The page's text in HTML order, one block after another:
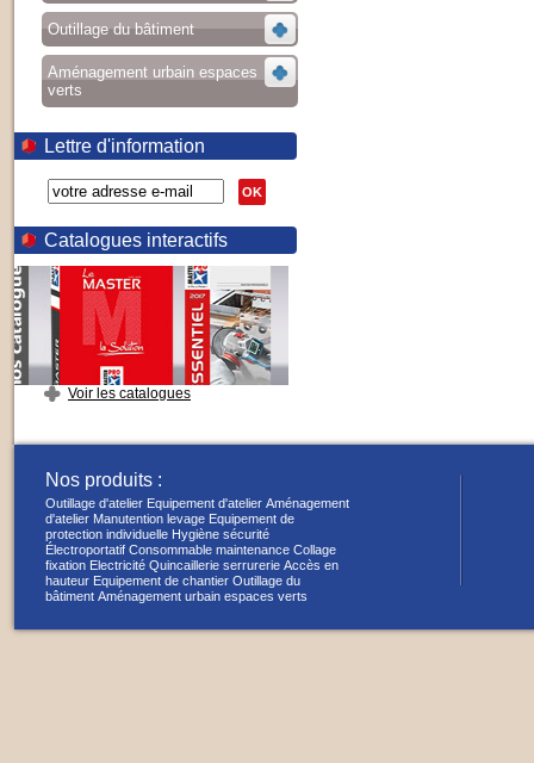
Outillage du bâtiment
Aménagement urbain espaces
verts
Lettre d'information
OK
Catalogues interactifs
Voir les catalogues
Nos produits :
Outillage d'atelier Equipement d'atelier Aménagement
d'atelier Manutention levage Equipement de
protection individuelle Hygiène sécurité
Électroportatif Consommable maintenance Collage
fixation Electricité Quincaillerie serrurerie Accès en
hauteur Equipement de chantier Outillage du
bâtiment Aménagement urbain espaces verts